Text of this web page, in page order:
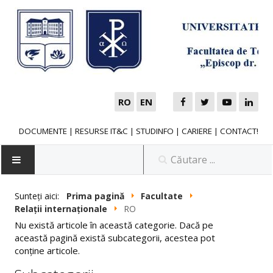
RO EN
DOCUMENTE | RESURSE IT&C | STUDINFO | CARIERE | CONTACT!
NOUTĂȚI
FACULTATE
Sunteți aici: Prima pagină
Facultate
Relații internaționale
RO
Nu există articole în această categorie. Dacă pe
această pagină există subcategorii, acestea pot
conține articole.